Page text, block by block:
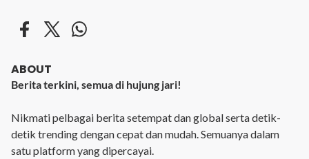
ABOUT
Berita terkini, semua di hujung jari!
Nikmati pelbagai berita setempat dan global serta detik-
detik trending dengan cepat dan mudah. Semuanya dalam
satu platform yang dipercayai.